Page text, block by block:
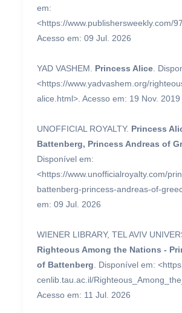
em:
<https://www.publishersweekly.com/
Acesso em: 09 Jul. 2026
YAD VASHEM. Princess Alice .
<https://www.yadvashem.org/
alice.html>. Acesso em: 19 Nov. 2019
UNOFFICIAL ROYALTY. Princess
Battenberg, Princess Andreas of
Disponível em:
<https://www.unofficialroyalty.com/
battenberg-princess-andreas-of-
em: 09 Jul. 2026
WIENER LIBRARY, TEL AVIV
Righteous Among the Nations -
of Battenberg . Disponível em:
cenlib.tau.ac.il/
Acesso em: 11 Jul. 2026